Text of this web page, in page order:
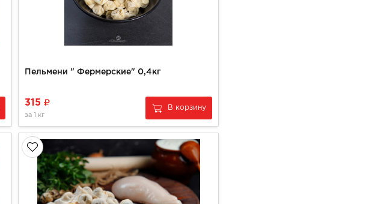
Пельмени " Фермерские" 0,4кг
315
за 1 кг
В корзину